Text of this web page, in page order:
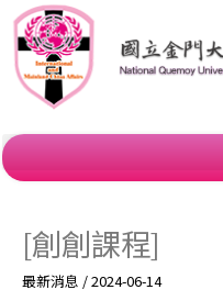
[創創課程]
最新消息 /2024-06-14